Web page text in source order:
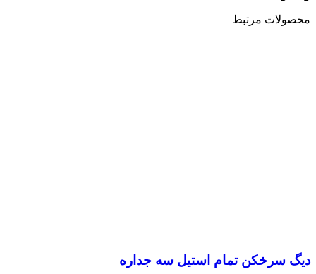
محصولات مرتبط
دیگ سرخکن تمام استیل سه جداره